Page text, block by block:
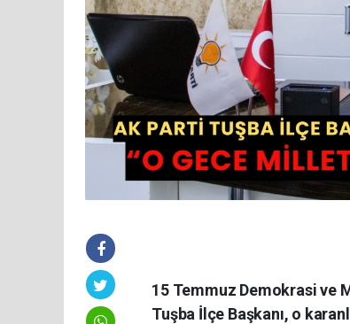
15 Temmuz Demokrasi ve
Tuşba İlçe Başkanı, o